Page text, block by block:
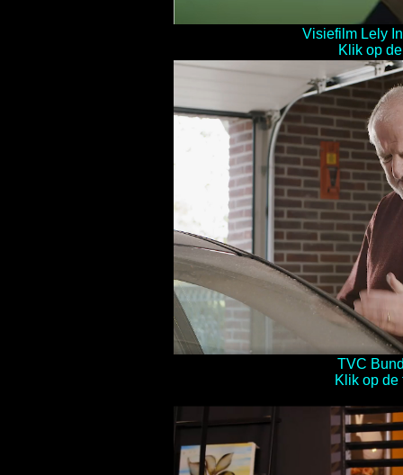
Visiefilm Lely
Klik op
TVC
Klik op de